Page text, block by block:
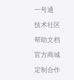
一号通
技术社区
帮助文档
官方商城
定制合作